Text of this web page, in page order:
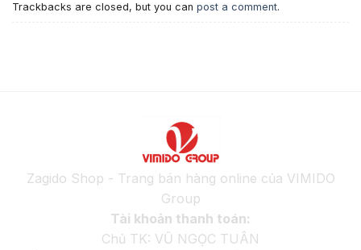
Trackbacks are closed, but you can post a comment.
Zagido Shop - Trang bán hàng online của VIMIDO
Group
Tài khoản thanh toán:
Chủ TK: VŨ NGỌC TUÂN